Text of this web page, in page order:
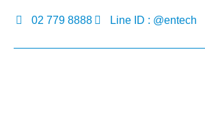
02 779 8888 Line ID : @entech